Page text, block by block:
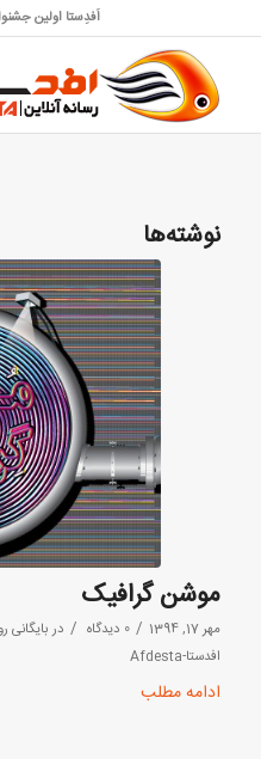
اَفدِستا اولین
نوشته‌ها
موشن گرافیک
مهر 17, 1394 / 0 دیدگاه / در بایگانی
افدستا-Afdesta
ادامه مطلب